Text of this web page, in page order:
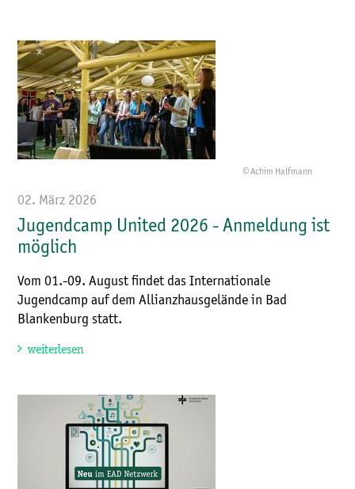
© Achim Halfmann
02. März 2026
Jugendcamp United 2026 - Anmeldung ist
möglich
Vom 01.-09. August findet das Internationale
Jugendcamp auf dem Allianzhausgelände in Bad
Blankenburg statt.
weiterlesen